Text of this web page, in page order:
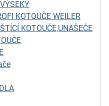
KOTOUČE WEILER
KOTOUČE,UNAŠEČE